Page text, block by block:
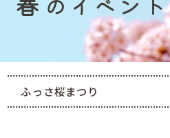
ふっさ桜まつり